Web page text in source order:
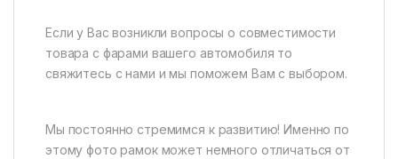
Если у Вас возникли вопросы о совместимости
товара с фарами вашего автомобиля то
свяжитесь с нами и мы поможем Вам с выбором.
Мы постоянно стремимся к развитию! Именно по
этому фото рамок может немного отличаться от